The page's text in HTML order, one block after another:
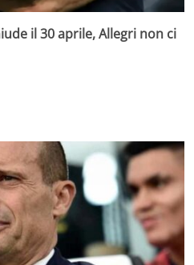
il 30 aprile, Allegri non ci